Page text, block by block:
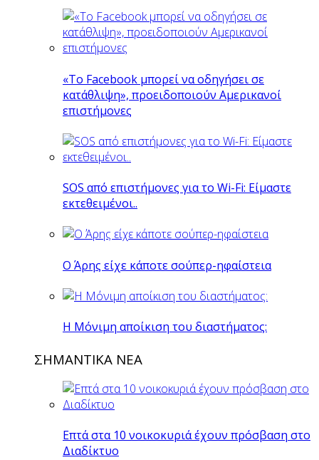
«Το Facebook μπορεί να οδηγήσει σε
κατάθλιψη», προειδοποιούν Αμερικανοί
επιστήμονες
SOS από επιστήμονες για το Wi-Fi: Είμαστε
εκτεθειμένοι..
O Άρης είχε κάποτε σούπερ-ηφαίστεια
H Mόνιμη αποίκιση του διαστήματος:
ΣΗΜΑΝΤΙΚΑ ΝΕΑ
Επτά στα 10 νοικοκυριά έχουν πρόσβαση στο
Διαδίκτυο